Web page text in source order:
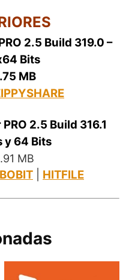
2.5 Build 319.0 –
Bits
MB
2.5 Build 316.1
y 64 Bits
MB
HITFILE